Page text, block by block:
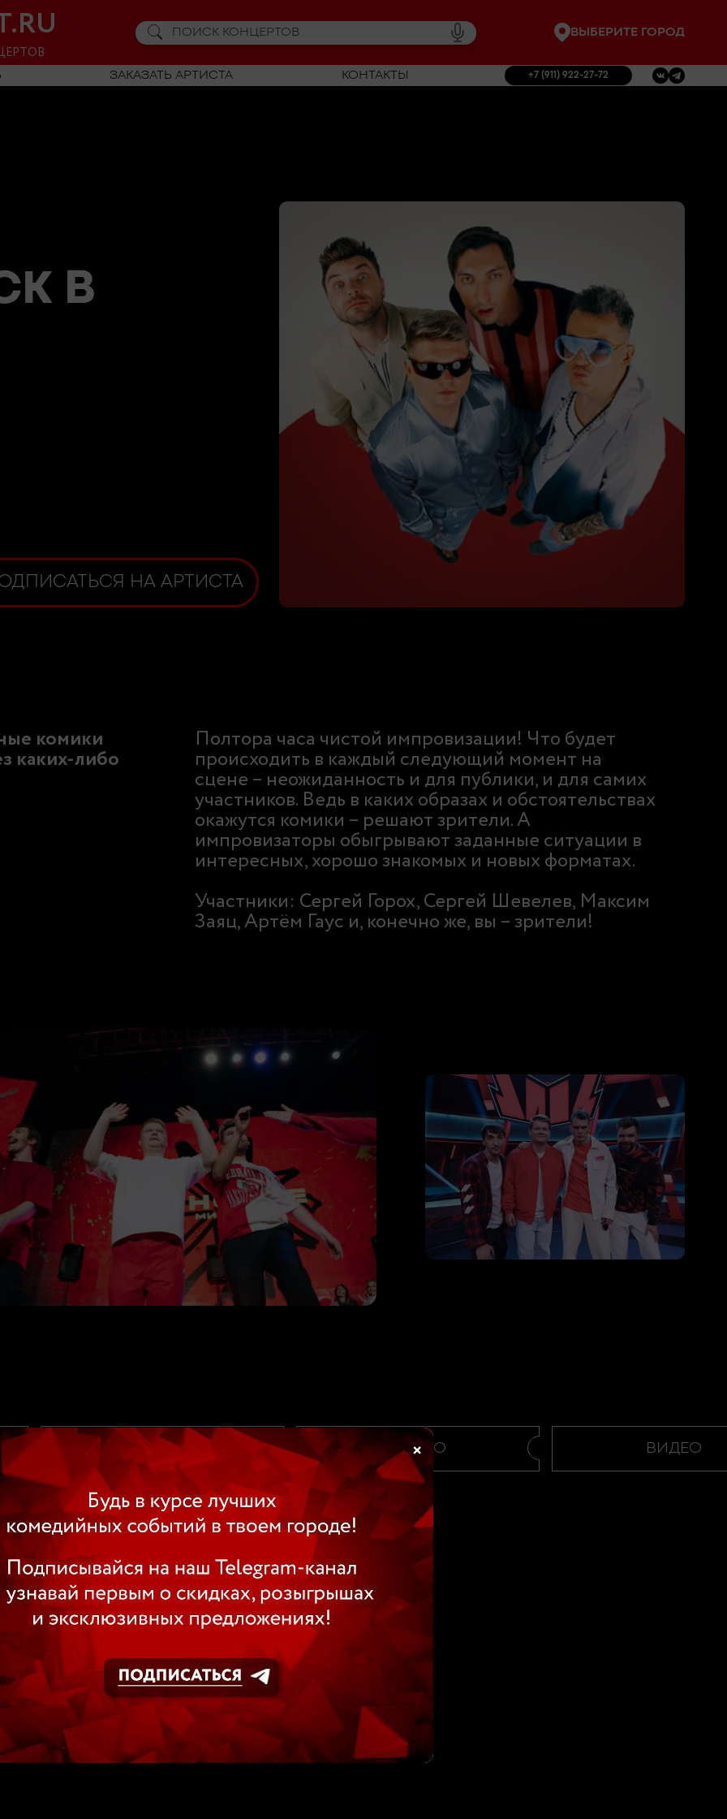
×
ВЫБЕРИТЕ ГОРОД
ЗАКАЗАТЬ АРТИСТА КОНТАКТЫ +7 (911) 922-27-72
В
НА АРТИСТА
комики
каких-либо
Полтора часа чистой импровизации! Что будет
происходить в каждый следующий момент на
сцене – неожиданность и для публики, и для самих
участников. Ведь в каких образах и обстоятельствах
окажутся комики – решают зрители. А
импровизаторы обыгрывают заданные ситуации в
интересных, хорошо знакомых и новых форматах.
Участники: Сергей Горох, Сергей Шевелев, Максим
Заяц, Артём Гаус и, конечно же, вы – зрители!
ВИДЕО ВИДЕО ВИДЕО